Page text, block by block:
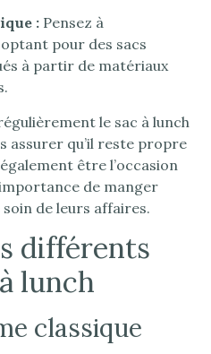
: Pensez à
pour des sacs
à partir de matériaux
le sac à lunch
assurer qu’il reste propre
être l’occasion
de manger
de leurs affaires.
différents
lunch
classique